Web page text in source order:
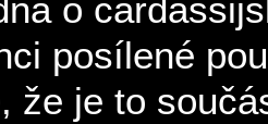
o
posílené
že je to